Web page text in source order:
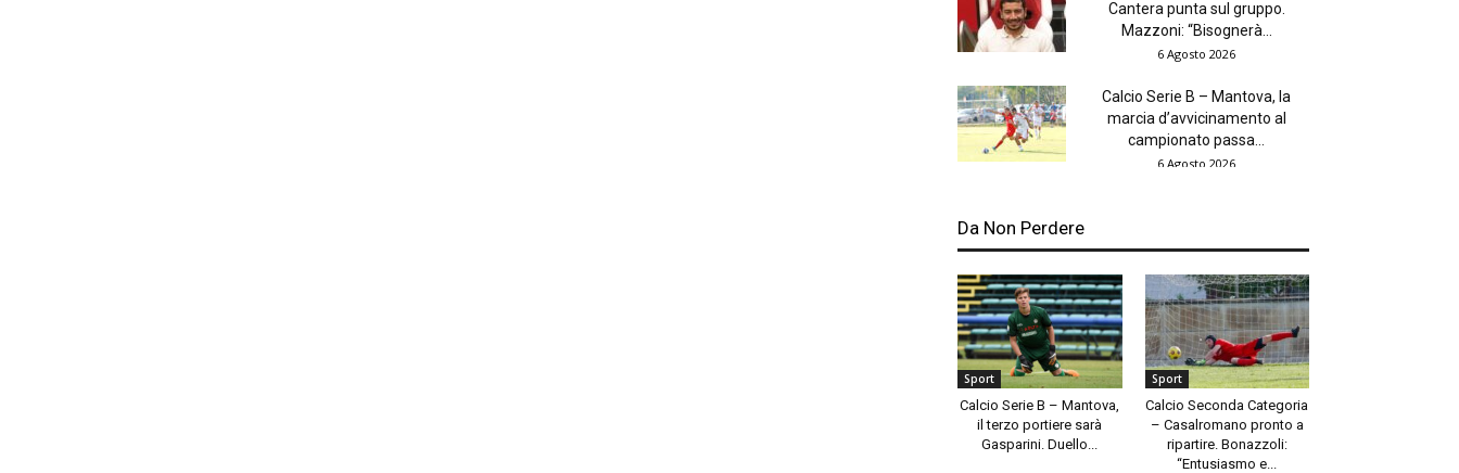
Cantera punta sul gruppo.
Mazzoni: “Bisognerà...
6 Agosto 2026
Calcio Serie B – Mantova, la
marcia d’avvicinamento al
campionato passa...
6 Agosto 2026
Da Non Perdere
Sport
Calcio Serie B – Mantova,
il terzo portiere sarà
Gasparini. Duello...
Sport
Calcio Seconda Categoria
– Casalromano pronto a
ripartire. Bonazzoli:
“Entusiasmo e...